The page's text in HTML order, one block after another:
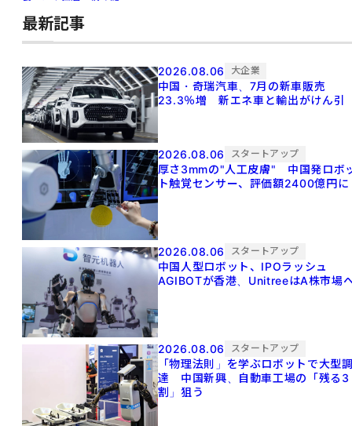
最新記事
2026.08.06 大企業
中国・奇瑞汽車、7月の新車販売
23.3％増 新エネ車と輸出がけん引
2026.08.06 スタートアップ
厚さ3mmの"人工皮膚" 中国発ロボ
ト触覚センサー、評価額2400億円に
2026.08.06 スタートアップ
中国人型ロボット、IPOラッシュ
AGIBOTが香港、UnitreeはA株市場
2026.08.06 スタートアップ
「物理法則」を学ぶロボットで大型
達 中国新興、自動車工場の「残る3
割」狙う